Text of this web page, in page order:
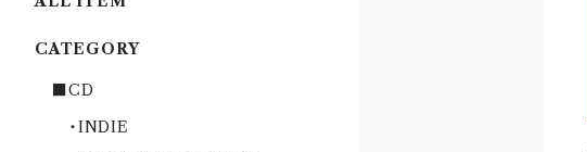
CATEGORY
■CD
・INDIE